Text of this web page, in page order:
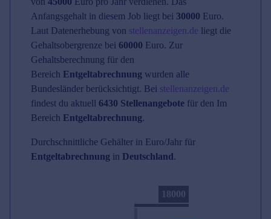
Anfangsgehalt in diesem Job liegt bei 30000 Euro.
Laut Datenerhebung von stellenanzeigen.de liegt die
Gehaltsobergrenze bei 60000 Euro. Zur
Gehaltsberechnung für den
Bereich Entgeltabrechnung wurden alle
Bundesländer berücksichtigt. Bei stellenanzeigen.de
findest du aktuell 6430 Stellenangebote für den Im
Bereich Entgeltabrechnung.
Durchschnittliche Gehälter in Euro/Jahr für
Entgeltabrechnung in Deutschland.
18000